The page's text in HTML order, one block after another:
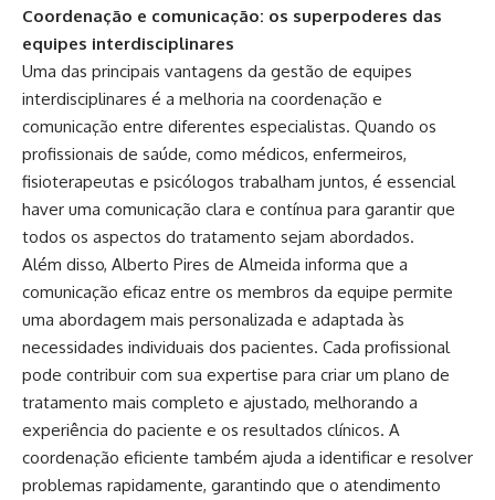
Coordenação e comunicação: os superpoderes das
equipes interdisciplinares
Uma das principais vantagens da gestão de equipes
interdisciplinares é a melhoria na coordenação e
comunicação entre diferentes especialistas. Quando os
profissionais de saúde, como médicos, enfermeiros,
fisioterapeutas e psicólogos trabalham juntos, é essencial
haver uma comunicação clara e contínua para garantir que
todos os aspectos do tratamento sejam abordados.
Além disso, Alberto Pires de Almeida informa que a
comunicação eficaz entre os membros da equipe permite
uma abordagem mais personalizada e adaptada às
necessidades individuais dos pacientes. Cada profissional
pode contribuir com sua expertise para criar um plano de
tratamento mais completo e ajustado, melhorando a
experiência do paciente e os resultados clínicos. A
coordenação eficiente também ajuda a identificar e resolver
problemas rapidamente, garantindo que o atendimento